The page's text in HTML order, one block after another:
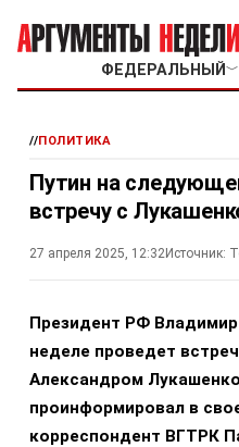
ФЕДЕРАЛЬНЫЙ ﹀
//ПОЛИТИКА
Путин на
встречу с
27 апреля 2025, 12:32Источник:
Президент РФ
неделе проведет
Александром
проинформировал в
корреспондент ВГТРК